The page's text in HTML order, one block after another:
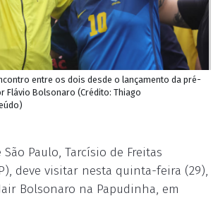
entre os dois desde o lançamento da pré-
Flávio Bolsonaro (Crédito: Thiago
Paulo, Tarcísio de Freitas
deve visitar nesta quinta-feira (29),
Bolsonaro na Papudinha, em